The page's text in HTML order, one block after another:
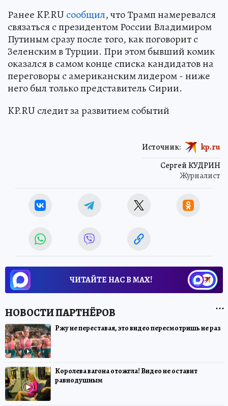
Ранее KP.RU сообщил, что Трамп намеревался
связаться с президентом России Владимиром
Путиным сразу после того, как поговорит с
Зеленским в Турции. При этом бывший комик
оказался в самом конце списка кандидатов на
переговоры с американским лидером - ниже
него был только представитель Сирии.
KP.RU следит за развитием событий
Сергей КУДРИН
Журналист
Источник: kp.ru
ЧИТАЙТЕ НАС В МАХ!
Ржу не переставая, это видео пересмотришь не раз
Королева вагона отожгла! Видео не оставит
равнодушным